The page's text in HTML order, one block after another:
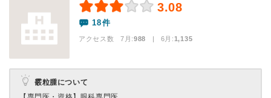
3.08
18件
アクセス数 7月:988 | 6月:1,135
霰粒腫について